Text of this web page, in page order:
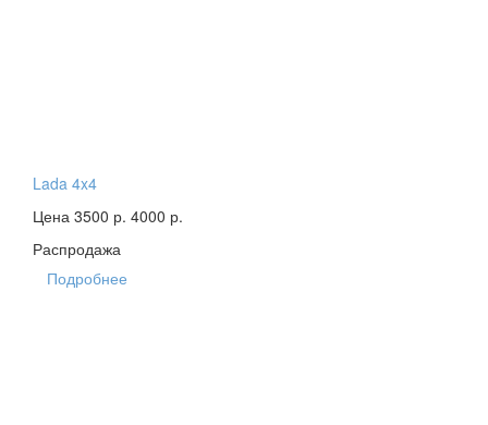
Lada 4x4
Цена 3500 р. 4000 р.
Распродажа
Подробнее